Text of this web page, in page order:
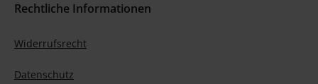
Rechtliche Informationen
Widerrufsrecht
Datenschutz